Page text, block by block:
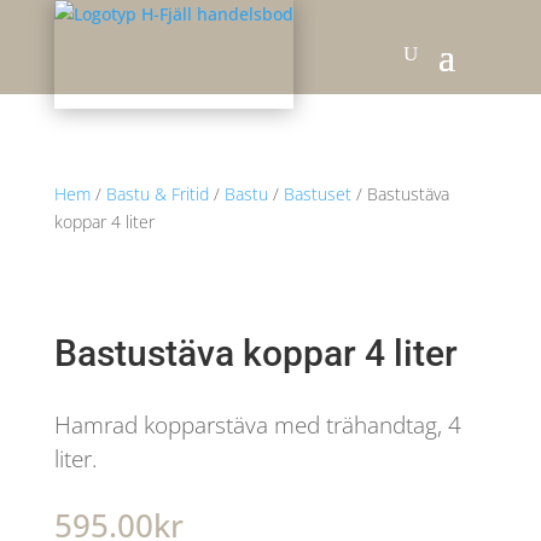
Hem/ Bastu & Fritid / Bastu / Bastuset/ Bastustäva
koppar 4 liter
Bastustäva koppar 4 liter
Hamrad kopparstäva med trähandtag, 4
liter.
595.00kr